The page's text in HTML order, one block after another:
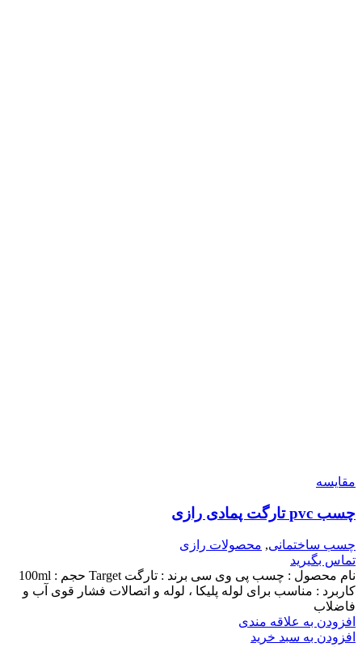
مقایسه
چسب pvc تارگت پمادی رازی
چسب ساختمانی, محصولات رازی
تماس بگیرید
نام محصول : چسب پی وی سی برند : تارگت Target حجم : 100ml
کاربرد : مناسب برای لوله پلیکا ، لوله و اتصالات فشار قوی آب و
فاضلاب
افزودن به علاقه مندی
افزودن به سبد خرید